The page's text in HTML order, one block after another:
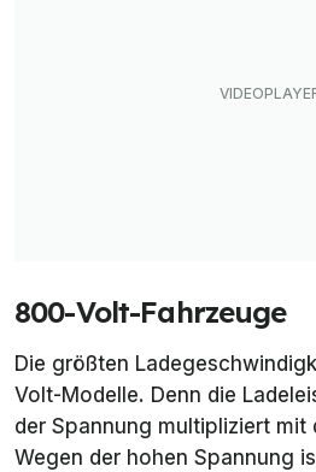
800-Volt-Fahrzeuge
Die größten
Volt-Modelle. Denn die
der Spannung multipliziert mit
Wegen der hohen Spannung